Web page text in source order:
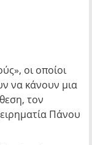
οι οποίοι
να κάνουν μια
τον
Πάνου